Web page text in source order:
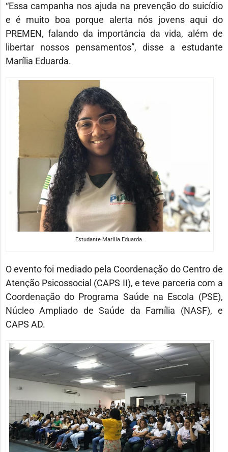
“Essa campanha nos ajuda na prevenção do suicídio
e é muito boa porque alerta nós jovens aqui do
PREMEN, falando da importância da vida, além de
libertar nossos pensamentos”, disse a estudante
Marília Eduarda.
Estudante Marília Eduarda.
O evento foi mediado pela Coordenação do Centro de
Atenção Psicossocial (CAPS II), e teve parceria com a
Coordenação do Programa Saúde na Escola (PSE),
Núcleo Ampliado de Saúde da Família (NASF), e
CAPS AD.